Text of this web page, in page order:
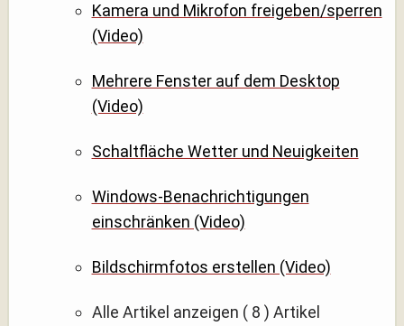
Kamera und Mikrofon freigeben/sperren
(Video)
Mehrere Fenster auf dem Desktop
(Video)
Schaltfläche Wetter und Neuigkeiten
Windows-Benachrichtigungen
einschränken (Video)
Bildschirmfotos erstellen (Video)
Alle Artikel anzeigen ( 8 ) Artikel